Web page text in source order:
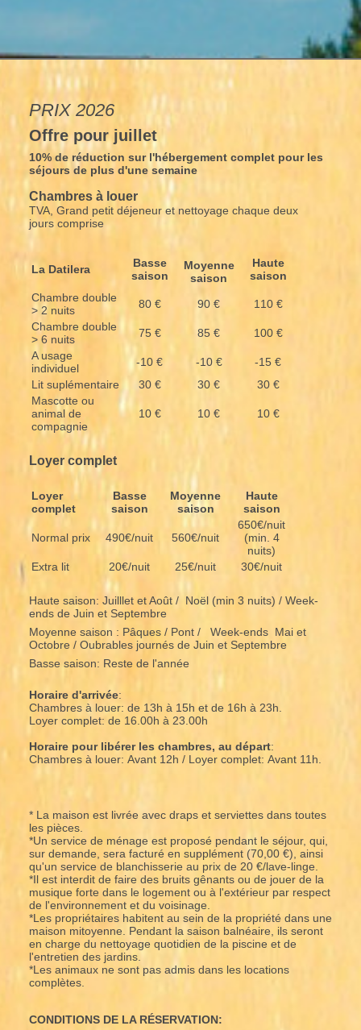
PRIX 2026
Offre pour juillet
10% de réduction sur l'hébergement complet pour les
séjours de plus d'une semaine
Chambres à louer
TVA, Grand petit déjeneur et nettoyage chaque deux
jours comprise
La Datilera
Basse
saison
Moyenne
saison
Haute
saison
Chambre double
> 2 nuits
80 € 90 €
110 €
Chambre double
> 6 nuits
75 € 85 €
100 €
A usage
individuel
-10 € -10 €
-15 €
Lit suplémentaire
30 € 30 €
30 €
Mascotte ou
animal de
compagnie
10 € 10 € 10 €
Loyer complet
Loyer
complet
Basse
saison
Moyenne
saison
Haute
saison
Normal prix 490€/nuit 560€/nuit
650€/nuit
(min. 4
nuits)
Extra lit
20€/nuit 25€/nuit 30€/nuit
Haute saison: Juilllet et Août / Noël (min 3 nuits) / Week-
ends de Juin et Septembre
Moyenne saison : Pâques / Pont / Week-ends Mai et
Octobre / Oubrables journés de Juin et Septembre
Basse saison: Reste de l'année
Horaire d'arrivée:
Chambres à louer: de 13h à 15h et de 16h à 23h.
Loyer complet: de 16.00h à 23.00h
Horaire pour libérer les chambres, au départ:
Chambres à louer: Avant 12h / Loyer complet: Avant 11h.
* La maison est livrée avec draps et serviettes dans toutes
les pièces.
*Un service de ménage est proposé pendant le séjour, qui,
sur demande, sera facturé en supplément (70,00 €), ainsi
qu'un service de blanchisserie au prix de 20 €/lave-linge.
*Il est interdit de faire des bruits gênants ou de jouer de la
musique forte dans le logement ou à l'extérieur par respect
de l'environnement et du voisinage.
*Les propriétaires habitent au sein de la propriété dans une
maison mitoyenne. Pendant la saison balnéaire, ils seront
en charge du nettoyage quotidien de la piscine et de
l'entretien des jardins.
*Les animaux ne sont pas admis dans les locations
complètes.
CONDITIONS DE LA RÉSERVATION: